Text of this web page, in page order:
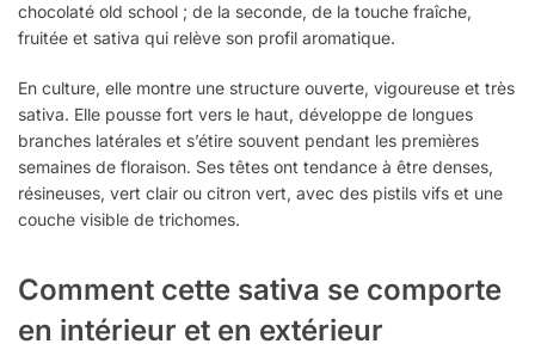
chocolaté old school ; de la seconde, de la touche fraîche,
fruitée et sativa qui relève son profil aromatique.
En culture, elle montre une structure ouverte, vigoureuse et très
sativa. Elle pousse fort vers le haut, développe de longues
branches latérales et s’étire souvent pendant les premières
semaines de floraison. Ses têtes ont tendance à être denses,
résineuses, vert clair ou citron vert, avec des pistils vifs et une
couche visible de trichomes.
Comment cette sativa se comporte
en intérieur et en extérieur